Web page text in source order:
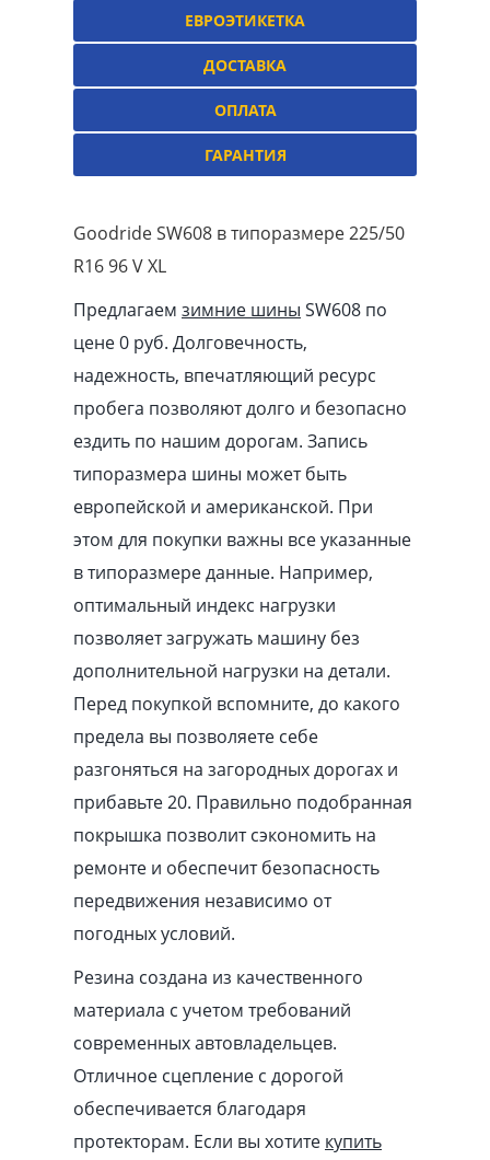
ЕВРОЭТИКЕТКА
ДОСТАВКА
ОПЛАТА
ГАРАНТИЯ
Goodride SW608 в типоразмере 225/50
R16 96 V XL
Предлагаем зимние шины SW608 по
цене 0 руб. Долговечность,
надежность, впечатляющий ресурс
пробега позволяют долго и безопасно
ездить по нашим дорогам. Запись
типоразмера шины может быть
европейской и американской. При
этом для покупки важны все указанные
в типоразмере данные. Например,
оптимальный индекс нагрузки
позволяет загружать машину без
дополнительной нагрузки на детали.
Перед покупкой вспомните, до какого
предела вы позволяете себе
разгоняться на загородных дорогах и
прибавьте 20. Правильно подобранная
покрышка позволит сэкономить на
ремонте и обеспечит безопасность
передвижения независимо от
погодных условий.
Резина создана из качественного
материала с учетом требований
современных автовладельцев.
Отличное сцепление с дорогой
обеспечивается благодаря
протекторам. Если вы хотите купить